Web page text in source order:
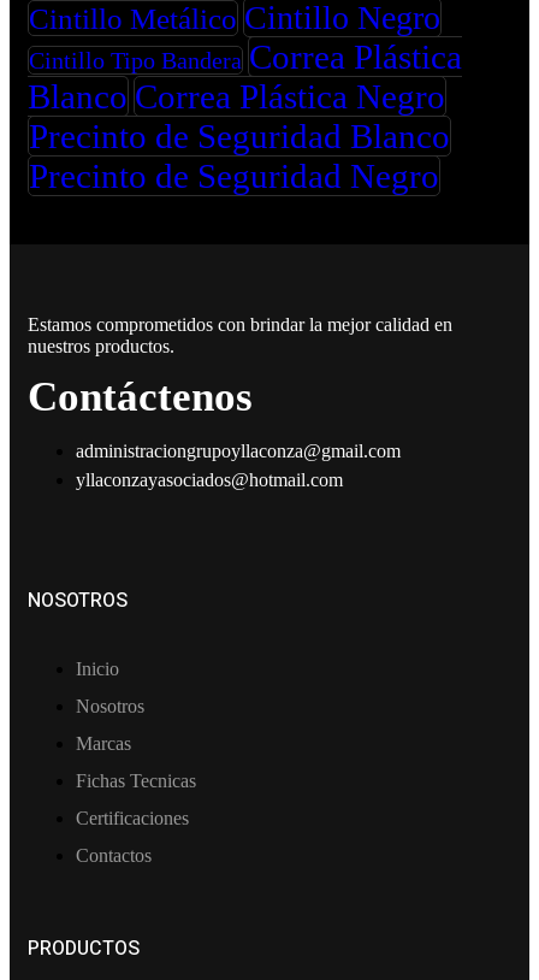
Cintillo Metálico Cintillo Negro
Cintillo Tipo Bandera Correa Plástica
Blanco Correa Plástica Negro
Precinto de Seguridad Blanco
Precinto de Seguridad Negro
Estamos comprometidos con brindar la mejor calidad en
nuestros productos.
Contáctenos
administraciongrupoyllaconza@gmail.com
yllaconzayasociados@hotmail.com
NOSOTROS
Inicio
Nosotros
Marcas
Fichas Tecnicas
Certificaciones
Contactos
PRODUCTOS